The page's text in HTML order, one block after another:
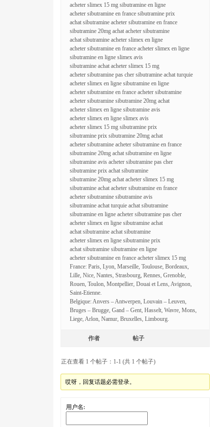
acheter slimex 15 mg sibutramine en ligne
acheter sibutramine en france sibutramine prix
achat sibutramine acheter sibutramine en france
sibutramine 20mg achat acheter sibutramine
achat sibutramine acheter slimex en ligne
acheter sibutramine en france acheter slimex en ligne
sibutramine en ligne slimex avis
sibutramine achat acheter slimex 15 mg
acheter sibutramine pas cher sibutramine achat turquie
acheter slimex en ligne sibutramine en ligne
acheter sibutramine en france acheter sibutramine
acheter sibutramine sibutramine 20mg achat
acheter slimex en ligne sibutramine avis
acheter slimex en ligne slimex avis
acheter slimex 15 mg sibutramine prix
sibutramine prix sibutramine 20mg achat
acheter sibutramine acheter sibutramine en france
sibutramine 20mg achat sibutramine en ligne
sibutramine avis acheter sibutramine pas cher
sibutramine prix achat sibutramine
sibutramine 20mg achat acheter slimex 15 mg
sibutramine achat acheter sibutramine en france
acheter sibutramine sibutramine avis
sibutramine achat turquie achat sibutramine
sibutramine en ligne acheter sibutramine pas cher
acheter slimex en ligne sibutramine achat
achat sibutramine achat sibutramine
acheter slimex en ligne sibutramine prix
achat sibutramine sibutramine en ligne
acheter sibutramine en france acheter slimex 15 mg
France: Paris, Lyon, Marseille, Toulouse, Bordeaux,
Lille, Nice, Nantes, Strasbourg, Rennes, Grenoble,
Rouen, Toulon, Montpellier, Douai et Lens, Avignon,
Saint-Etienne.
Belgique: Anvers – Antwerpen, Louvain – Leuven,
Bruges – Brugge, Gand – Gent, Hasselt, Wavre, Mons,
Liege, Arlon, Namur, Bruxelles, Limbourg.
作者 帖子
正在查看 1 个帖子：1-1 (共 1 个帖子)
哎呀，回复话题必需登录。
用户名: